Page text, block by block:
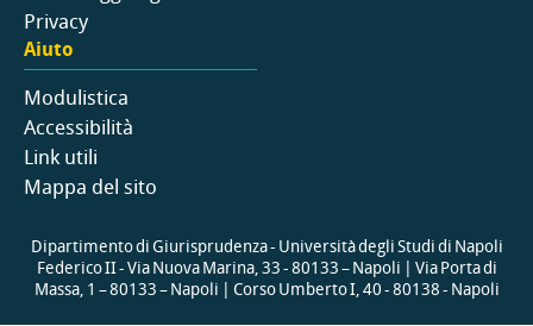
Privacy
Aiuto
Modulistica
Accessibilità
Link utili
Mappa del sito
Dipartimento di Giurisprudenza - Università degli Studi di Napoli
Federico II - Via Nuova Marina, 33 - 80133 – Napoli | Via Porta di
Massa, 1 – 80133 – Napoli | Corso Umberto I, 40 - 80138 - Napoli